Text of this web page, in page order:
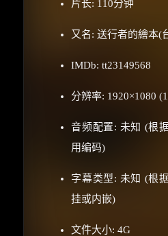
片长: 110分钟
又名: 送行者的繪本(
IMDb: tt23149568
分辨率: 1920×1080
音频配置: 未知 (根
用编码)
字幕类型: 未知 (根
挂或内嵌)
文件大小: 4G
🧧 福利领取站